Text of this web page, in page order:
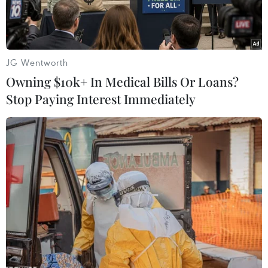
Với đa số tại cả Thượng viện và Hạ viện, Đảng
Colorado và các đồng minh đã chấp thuận yêu
cầu của Tổng thống Cartes về việc triển khai
tả tại khu rừng miền Bắc nước này mà không
cần phải chờ quốc hội ban bố tình trạng khẩn
cấp trước.
Tình trạng khẩn cấp thường được ban bố khi
các quyền lập hiến bị đình chỉ.
Theo Hiến pháp Paraguay, quân đội chỉ được sử
dụng để đối phó các mối đe dọa từ nước ngoài
hoặc bảo vệ sự ổn định của chính phủ.
JG Wentworth
Owning $10k+ In Medical Bills Or Loans?
Stop Paying Interest Immediately